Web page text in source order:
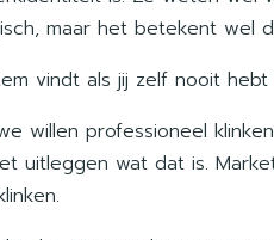
maar het betekent wel
vindt als jij zelf nooit
willen professioneel
uitleggen wat dat is.